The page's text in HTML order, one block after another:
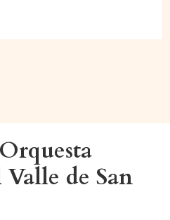
de San